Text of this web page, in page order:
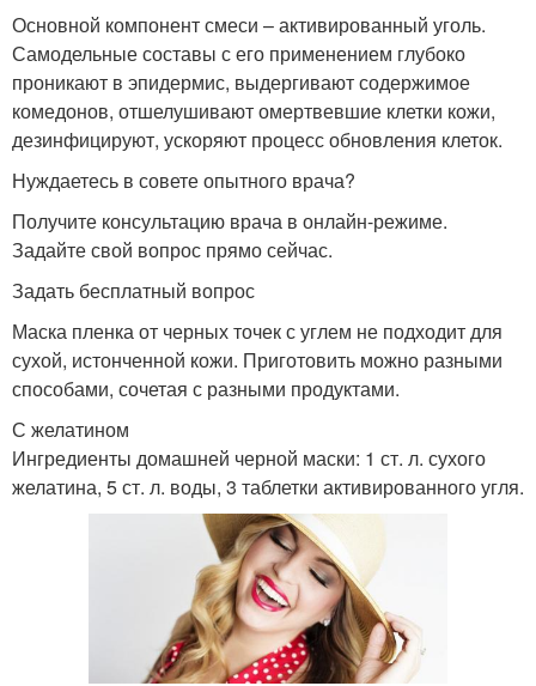
Основной компонент смеси – активированный уголь.
Самодельные составы с его применением глубоко
проникают в эпидермис, выдергивают содержимое
комедонов, отшелушивают омертвевшие клетки кожи,
дезинфицируют, ускоряют процесс обновления клеток.
Нуждаетесь в совете опытного врача?
Получите консультацию врача в онлайн-режиме.
Задайте свой вопрос прямо сейчас.
Задать бесплатный вопрос
Маска пленка от черных точек с углем не подходит для
сухой, истонченной кожи. Приготовить можно разными
способами, сочетая с разными продуктами.
С желатином
Ингредиенты домашней черной маски: 1 ст. л. сухого
желатина, 5 ст. л. воды, 3 таблетки активированного угля.